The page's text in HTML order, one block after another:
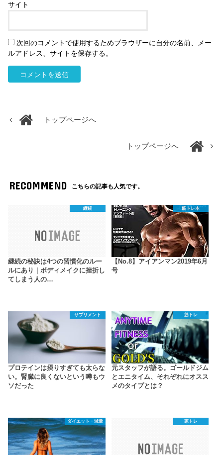
サイト
次回のコメントで使用するためブラウザーに自分の名前、メー
ルアドレス、サイトを保存する。
トップページへ
トップページへ
RECOMMEND こちらの記事も人気です。
継続
継続の秘訣は4つの習慣化のルー
ルにあり｜ボディメイクに挫折し
てしまう人の…
筋トレ本
【No.8】アイアンマン2019年6月
号
サプリメント
プロテインは摂りすぎても太らな
い。腎臓に良くないという噂もウ
ソだった
筋トレ
元スタッフが語る。ゴールドジム
とエニタイム、それぞれにオスス
メのタイプとは？
ダイエット・減量 家トレ